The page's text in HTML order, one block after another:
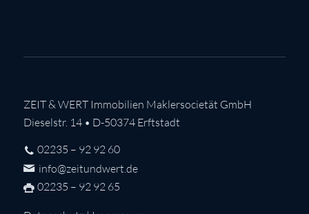
ZEIT & WERT Immobilien Maklersocietät GmbH
Dieselstr. 14 • D-50374 Erftstadt
02235 – 92 92 60
info@zeitundwert.de
02235 – 92 92 65